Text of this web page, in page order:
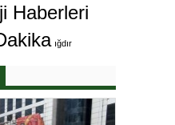
Haberleri
ığdır